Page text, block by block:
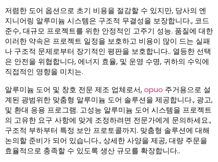
저렴한 도어 옵션으로 초기 비용을 절감할 수 있지만, 당사의 엔
지니어링 알루미늄 시스템은 구조적 무결성을 보장합니다., 코드
준수, 대규모 프로젝트를 위한 안정적인 고주기 성능. 품질에 대한
이러한 약속은 프로젝트 일정을 보호하고 비용이 많이 드는 실패
나 구조적 문제로부터 장기적인 평판을 보호합니다.. 열등한 선택
은 안전을 위협합니다, 에너지 효율, 및 운영 수명, 귀하의 수익에
직접적인 영향을 미치는.
알루미늄 도어 및 창호 전문 제조 업체로서,opuo 주거용으로 설
계된 광범위한 맞춤형 알루미늄 도어 솔루션을 제공합니다., 광고,
및 환대 응용 프로그램. 고성능 알루미늄 도어 시스템을 프로젝트
의 고유한 요구 사항에 맞게 조정하려면 전문가에게 문의하세요.,
구조적 부하부터 특정 보안 프로토콜까지. 맞춤형 솔루션에 대해
논의할 준비가 되어 있습니다., 상세한 사양을 제공, 대량 주문을
효율적으로 충족할 수 있도록 생산 규모를 확장합니다..